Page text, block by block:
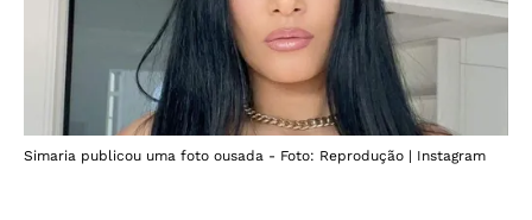
Simaria publicou uma foto ousada - Foto: Reprodução | Instagram